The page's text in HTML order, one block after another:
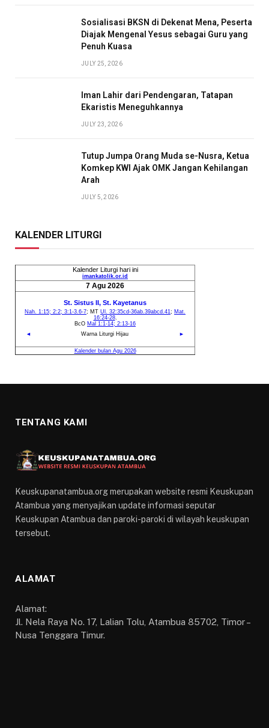
Sosialisasi BKSN di Dekenat Mena, Peserta
Diajak Mengenal Yesus sebagai Guru yang
Penuh Kuasa
JULY 25, 2026
Iman Lahir dari Pendengaran, Tatapan
Ekaristis Meneguhkannya
JULY 23, 2026
Tutup Jumpa Orang Muda se-Nusra, Ketua
Komkep KWI Ajak OMK Jangan Kehilangan
Arah
JULY 5, 2026
KALENDER LITURGI
TENTANG KAMI
Keuskupanatambua.org merupakan website resmi Keuskupan
Atambua yang menyajikan update informasi seputar
Keuskupan Atambua dan paroki-paroki di wilayah keuskupan
tersebut.
ALAMAT
Alamat:
Jl. Nela Raya No. 17, Lalian Tolu, Atambua 85702, Timor –
Nusa Tenggara Timur.